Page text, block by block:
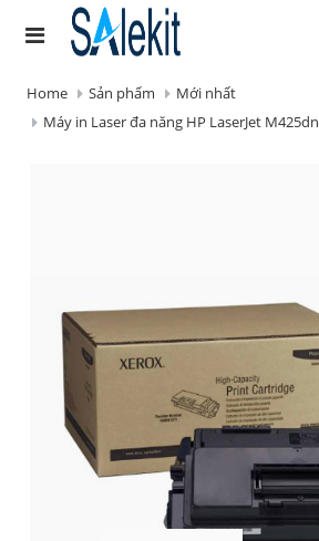
Home Sản phẩm
Mới nhất
Máy in Laser đa năng HP LaserJet M425dn